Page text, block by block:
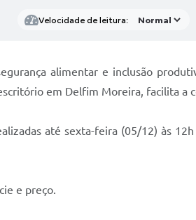
Velocidade de leitura:
alimentar e inclusão
em Delfim Moreira, facilita a
até sexta-feira (05/12) às
e preço.